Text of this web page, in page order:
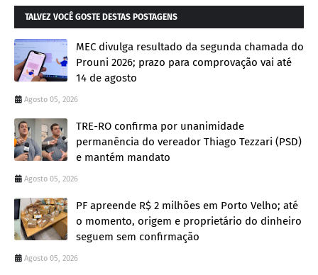
TALVEZ VOCÊ GOSTE DESTAS POSTAGENS
MEC divulga resultado da segunda chamada do
Prouni 2026; prazo para comprovação vai até
14 de agosto
Agosto 05, 2026
TRE-RO confirma por unanimidade
permanência do vereador Thiago Tezzari (PSD)
e mantém mandato
Agosto 05, 2026
PF apreende R$ 2 milhões em Porto Velho; até
o momento, origem e proprietário do dinheiro
seguem sem confirmação
Agosto 05, 2026